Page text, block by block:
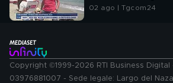
02 ago | Tgcom24
Copyright ©1999-2026 RTI Business Digital
03976881007 - Sede legale: Largo del